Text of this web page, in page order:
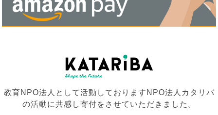
教育NPO法人として活動しておりますNPO法人カタリバ
の活動に共感し寄付をさせていただきました。